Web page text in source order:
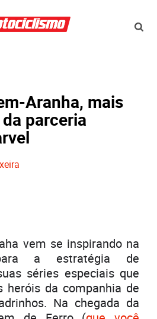
Aranha, mais
parceria
vem se inspirando na
a estratégia de
séries especiais que
heróis da companhia de
Na chegada da